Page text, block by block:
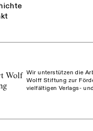
Wir unterstützen die
Wolff Stiftung zur
vielfältigen Verlags-